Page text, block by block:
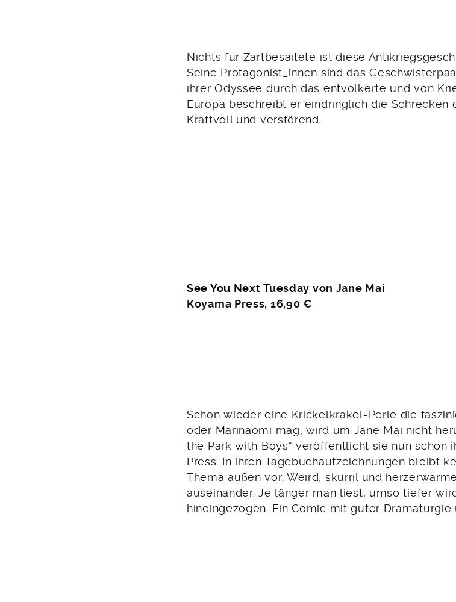
Nichts für Zartbesaitete ist diese
Seine Protagonist_innen sind das
ihrer Odyssee durch das entvölkerte und von
Europa beschreibt er eindringlich die Schrecken
Kraftvoll und verstörend.
See You Next Tuesday von Jane Mai
Koyama Press, 16,90 €
Schon wieder eine Krickelkrakel-Perle die
oder Marinaomi mag, wird um Jane Mai nicht
the Park with Boys“ veröffentlicht sie nun schon
Press. In ihren Tagebuchaufzeichnungen bleibt
Thema außen vor. Weird, skurril und
auseinander. Je länger man liest, umso tiefer
hineingezogen. Ein Comic mit guter